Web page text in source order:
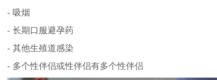
- 吸烟
- 长期口服避孕药
- 其他生殖道感染
- 多个性伴侣或性伴侣有多个性伴侣